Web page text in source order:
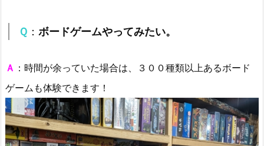
Ｑ ： ボードゲームやってみたい。
Ａ ：時間が余っていた場合は、３００種類以上あるボード
ゲームも体験できます！